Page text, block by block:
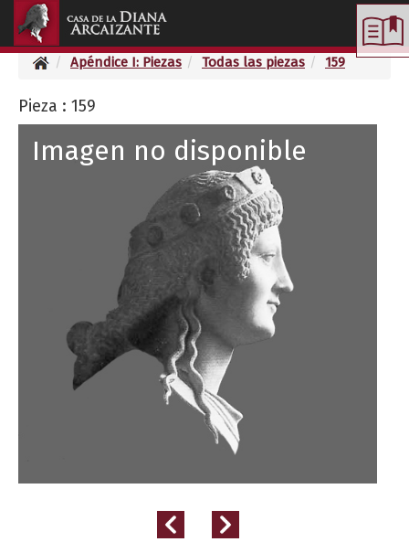
Apéndice I: Piezas Todas las piezas 159
Pieza : 159
Imagen no disponible